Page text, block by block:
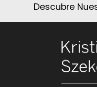
Descubre